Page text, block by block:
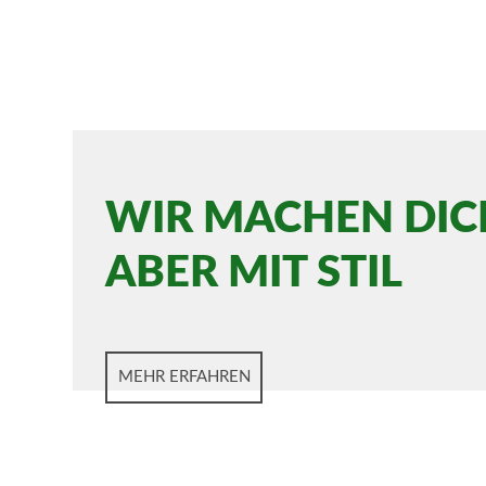
WIR MACHEN
ABER MIT STIL
MEHR ERFAHREN